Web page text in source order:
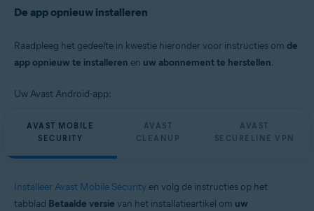
De app opnieuw installeren
Raadpleeg het gedeelte in kwestie hieronder voor instructies om de
app opnieuw te installeren en uw abonnement te herstellen.
Uw Avast Android-app:
AVAST MOBILE
SECURITY
AVAST
CLEANUP
AVAST
SECURELINE VPN
Installeer Avast Mobile Security en volg de instructies op het
tabblad Betaalde versie van het installatieartikel om uw